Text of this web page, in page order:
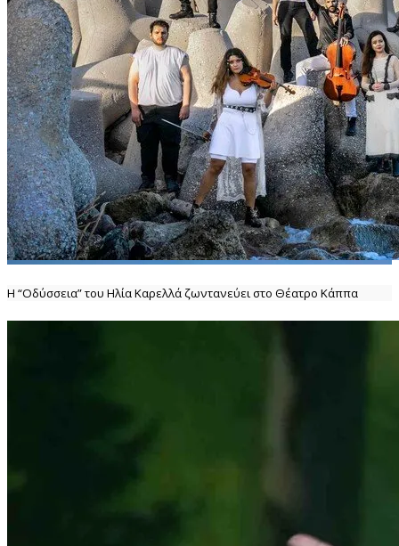
Η “Οδύσσεια” του Ηλία Καρελλά ζωντανεύει στο Θέατρο Κάππα